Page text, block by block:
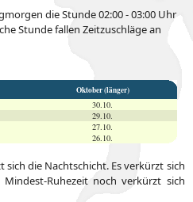
die Stunde 02:00 - 03:00 Uhr
Stunde fallen Zeitzuschläge an
Oktober (länger)
30.10.
29.10.
27.10.
26.10.
die Nachtschicht. Es verkürzt sich
Ruhezeit noch verkürzt sich